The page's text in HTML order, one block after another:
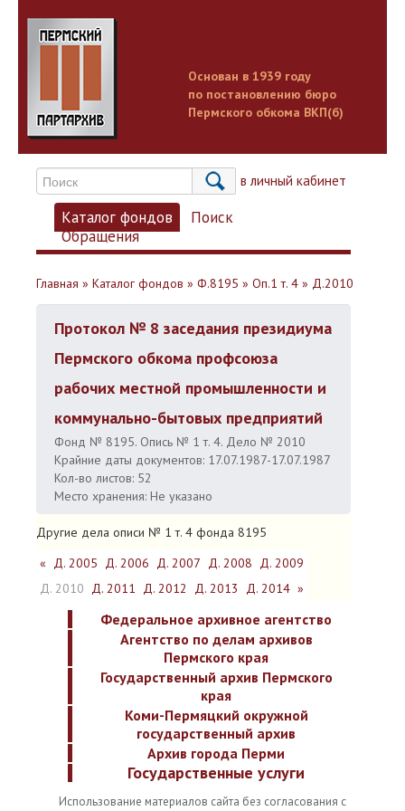
Основан в 1939 году
по постановлению бюро
Пермского обкома ВКП(б)
Вход в личный кабинет
Каталог фондов
Поиск
Обращения
Главная » Каталог фондов » Ф.8195 » Оп.1 т. 4 » Д.2010
Протокол № 8 заседания президиума
Пермского обкома профсоюза
рабочих местной промышленности и
коммунально-бытовых предприятий
Фонд № 8195. Опись № 1 т. 4. Дело № 2010
Крайние даты документов: 17.07.1987-17.07.1987
Кол-во листов: 52
Место хранения: Не указано
Другие дела описи № 1 т. 4 фонда 8195
« Д. 2005 Д. 2006 Д. 2007 Д. 2008 Д. 2009
Д. 2010 Д. 2011 Д. 2012 Д. 2013 Д. 2014 »
Федеральное архивное агентство
Агентство по делам архивов
Пермского края
Государственный архив Пермского
края
Коми-Пермяцкий окружной
государственный архив
Архив города Перми
Государственные услуги
Использование материалов сайта без согласования с